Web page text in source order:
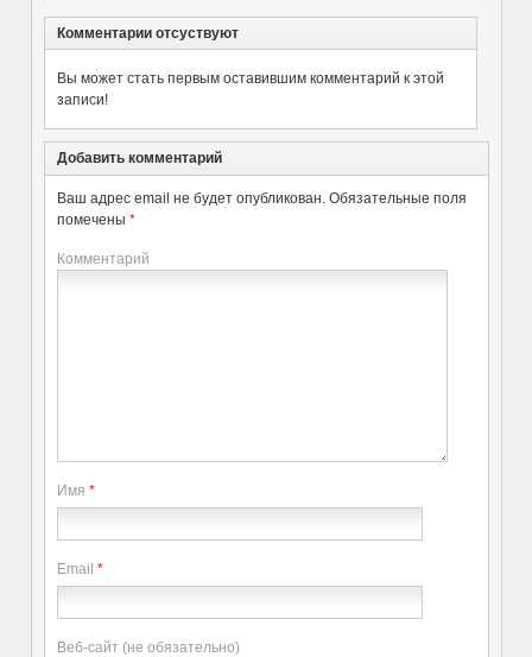
Комментарии отсуствуют
Вы может стать первым оставившим комментарий к этой
записи!
Добавить комментарий
Ваш адрес email не будет опубликован. Обязательные поля
помечены *
Комментарий
Имя *
Email *
Веб-сайт (не обязательно)